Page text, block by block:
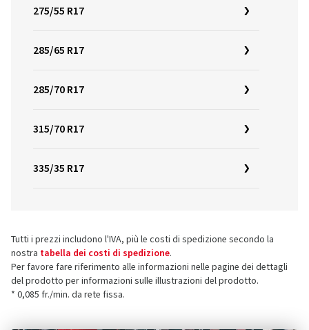
275/55 R17
285/65 R17
285/70 R17
315/70 R17
335/35 R17
Tutti i prezzi includono l'IVA, più le costi di spedizione secondo la
nostra tabella dei costi di spedizione.
Per favore fare riferimento alle informazioni nelle pagine dei dettagli
del prodotto per informazioni sulle illustrazioni del prodotto.
* 0,085 fr./min. da rete fissa.